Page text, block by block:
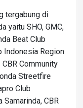
tergabung di
yaitu SHO, GMC,
Beat Club
Indonesia Region
Community
Streetfire
Club
Samarinda, CBR